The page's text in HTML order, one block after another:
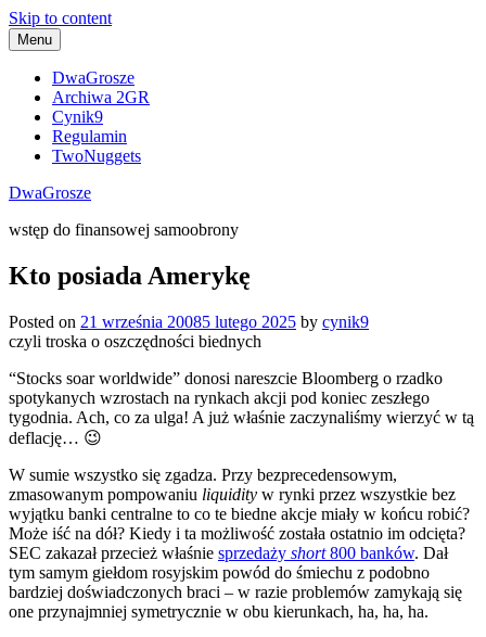
Skip to content
Menu
DwaGrosze
Archiwa 2GR
Cynik9
Regulamin
TwoNuggets
DwaGrosze
wstęp do finansowej samoobrony
Kto posiada Amerykę
Posted on 21 września 20085 lutego 2025 by cynik9
czyli troska o oszczędności biednych
“Stocks soar worldwide” donosi nareszcie Bloomberg o rzadko
spotykanych wzrostach na rynkach akcji pod koniec zeszłego
tygodnia. Ach, co za ulga! A już właśnie zaczynaliśmy wierzyć w tą
deflację… 😉
W sumie wszystko się zgadza. Przy bezprecedensowym,
zmasowanym pompowaniu liquidity w rynki przez wszystkie bez
wyjątku banki centralne to co te biedne akcje miały w końcu robić?
Może iść na dół? Kiedy i ta możliwość została ostatnio im odcięta?
SEC zakazał przecież właśnie sprzedaży short800 banków. Dał
tym samym giełdom rosyjskim powód do śmiechu z podobno
bardziej doświadczonych braci – w razie problemów zamykają się
one przynajmniej symetrycznie w obu kierunkach, ha, ha, ha.